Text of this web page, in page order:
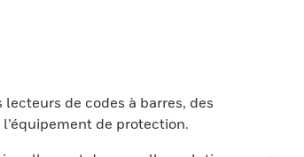
de codes à barres, des
de protection.